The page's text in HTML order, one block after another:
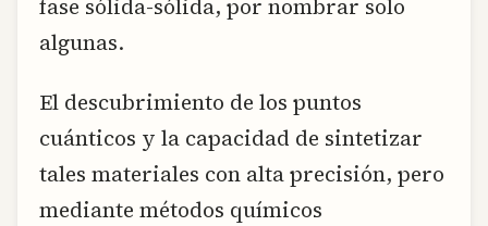
fase sólida-sólida, por nombrar solo
algunas.
El descubrimiento de los puntos
cuánticos y la capacidad de sintetizar
tales materiales con alta precisión, pero
mediante métodos químicos